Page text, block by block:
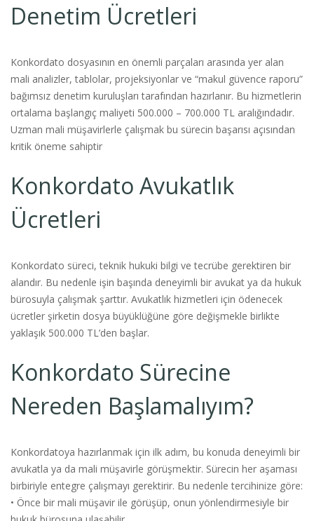
Denetim Ücretleri
Konkordato dosyasının en önemli parçaları arasında yer alan
mali analizler, tablolar, projeksiyonlar ve “makul güvence raporu”
bağımsız denetim kuruluşları tarafından hazırlanır. Bu hizmetlerin
ortalama başlangıç maliyeti 500.000 – 700.000 TL aralığındadır.
Uzman mali müşavirlerle çalışmak bu sürecin başarısı açısından
kritik öneme sahiptir
Konkordato Avukatlık
Ücretleri
Konkordato süreci, teknik hukuki bilgi ve tecrübe gerektiren bir
alandır. Bu nedenle işin başında deneyimli bir avukat ya da hukuk
bürosuyla çalışmak şarttır. Avukatlık hizmetleri için ödenecek
ücretler şirketin dosya büyüklüğüne göre değişmekle birlikte
yaklaşık 500.000 TL’den başlar.
Konkordato Sürecine
Nereden Başlamalıyım?
Konkordatoya hazırlanmak için ilk adım, bu konuda deneyimli bir
avukatla ya da mali müşavirle görüşmektir. Sürecin her aşaması
birbiriyle entegre çalışmayı gerektirir. Bu nedenle tercihinize göre:
• Önce bir mali müşavir ile görüşüp, onun yönlendirmesiyle bir